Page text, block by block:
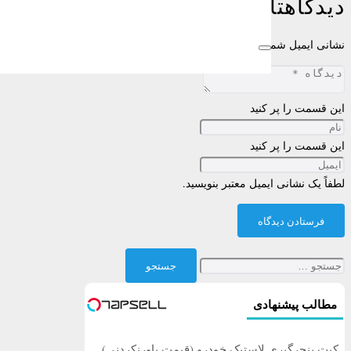
نشانی ایمیل شما منتشر نخواهد شد.
این قسمت را پر کنید
این قسمت را پر کنید
لطفاً یک نشانی ایمیل معتبر بنویسید.
فرستادن دیدگاه
جستجو
برای:
مطالب پیشنهادی